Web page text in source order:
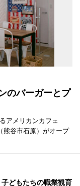
のバーガーとプ
アメリカンカフェ
熊谷市石原）がオープ
どもたちの職業観育